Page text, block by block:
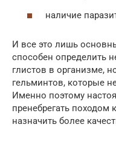
наличие
И все это лишь
способен определить
глистов в организме,
гельминтов, которые
Именно поэтому
пренебрегать походом
назначить более